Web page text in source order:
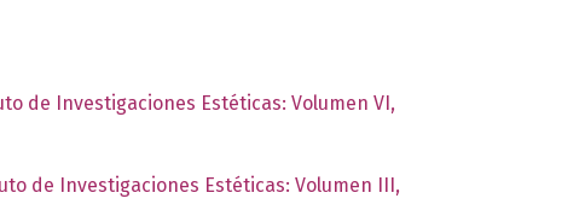
de Investigaciones Estéticas: Volumen VI,
de Investigaciones Estéticas: Volumen III,